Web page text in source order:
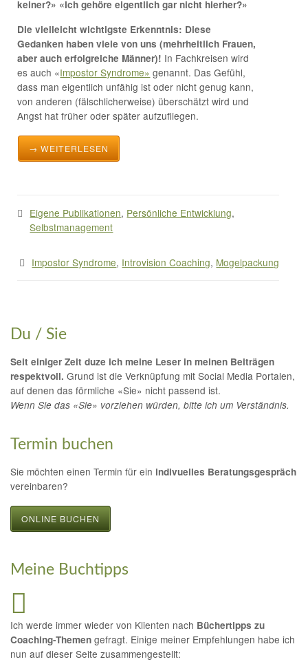
keiner?» «Ich gehöre eigentlich gar nicht hierher?»
Die vielleicht wichtigste Erkenntnis: Diese
Gedanken haben viele von uns (mehrheitlich Frauen,
aber auch erfolgreiche Männer)! In Fachkreisen wird
es auch «Impostor Syndrome» genannt. Das Gefühl,
dass man eigentlich unfähig ist oder nicht genug kann,
von anderen (fälschlicherweise) überschätzt wird und
Angst hat früher oder später aufzufliegen.
→ WEITERLESEN
Eigene Publikationen, Persönliche Entwicklung,
Selbstmanagement
Impostor Syndrome, Introvision Coaching, Mogelpackung
Du / Sie
Seit einiger Zeit duze ich meine Leser in meinen Beiträgen
respektvoll. Grund ist die Verknüpfung mit Social Media Portalen,
auf denen das förmliche «Sie» nicht passend ist.
Wenn Sie das «Sie» vorziehen würden, bitte ich um Verständnis.
Termin buchen
Sie möchten einen Termin für ein indivuelles Beratungsgespräch
vereinbaren?
ONLINE BUCHEN
Meine Buchtipps
Ich werde immer wieder von Klienten nach Büchertipps zu
Coaching-Themen gefragt. Einige meiner Empfehlungen habe ich
nun auf dieser Seite zusammengestellt: